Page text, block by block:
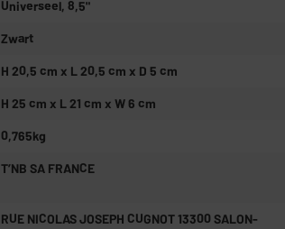
Universeel, 8,5"
Zwart
H 20,5 cm x L 20,5 cm x D 5 cm
H 25 cm x L 21 cm x W 6 cm
0,765kg
T’NB SA FRANCE
RUE NICOLAS JOSEPH CUGNOT 13300 SALON-